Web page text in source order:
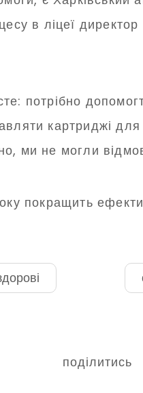
в ліцеї
потрібно
картриджі
ми не могли
покращить
поділитись